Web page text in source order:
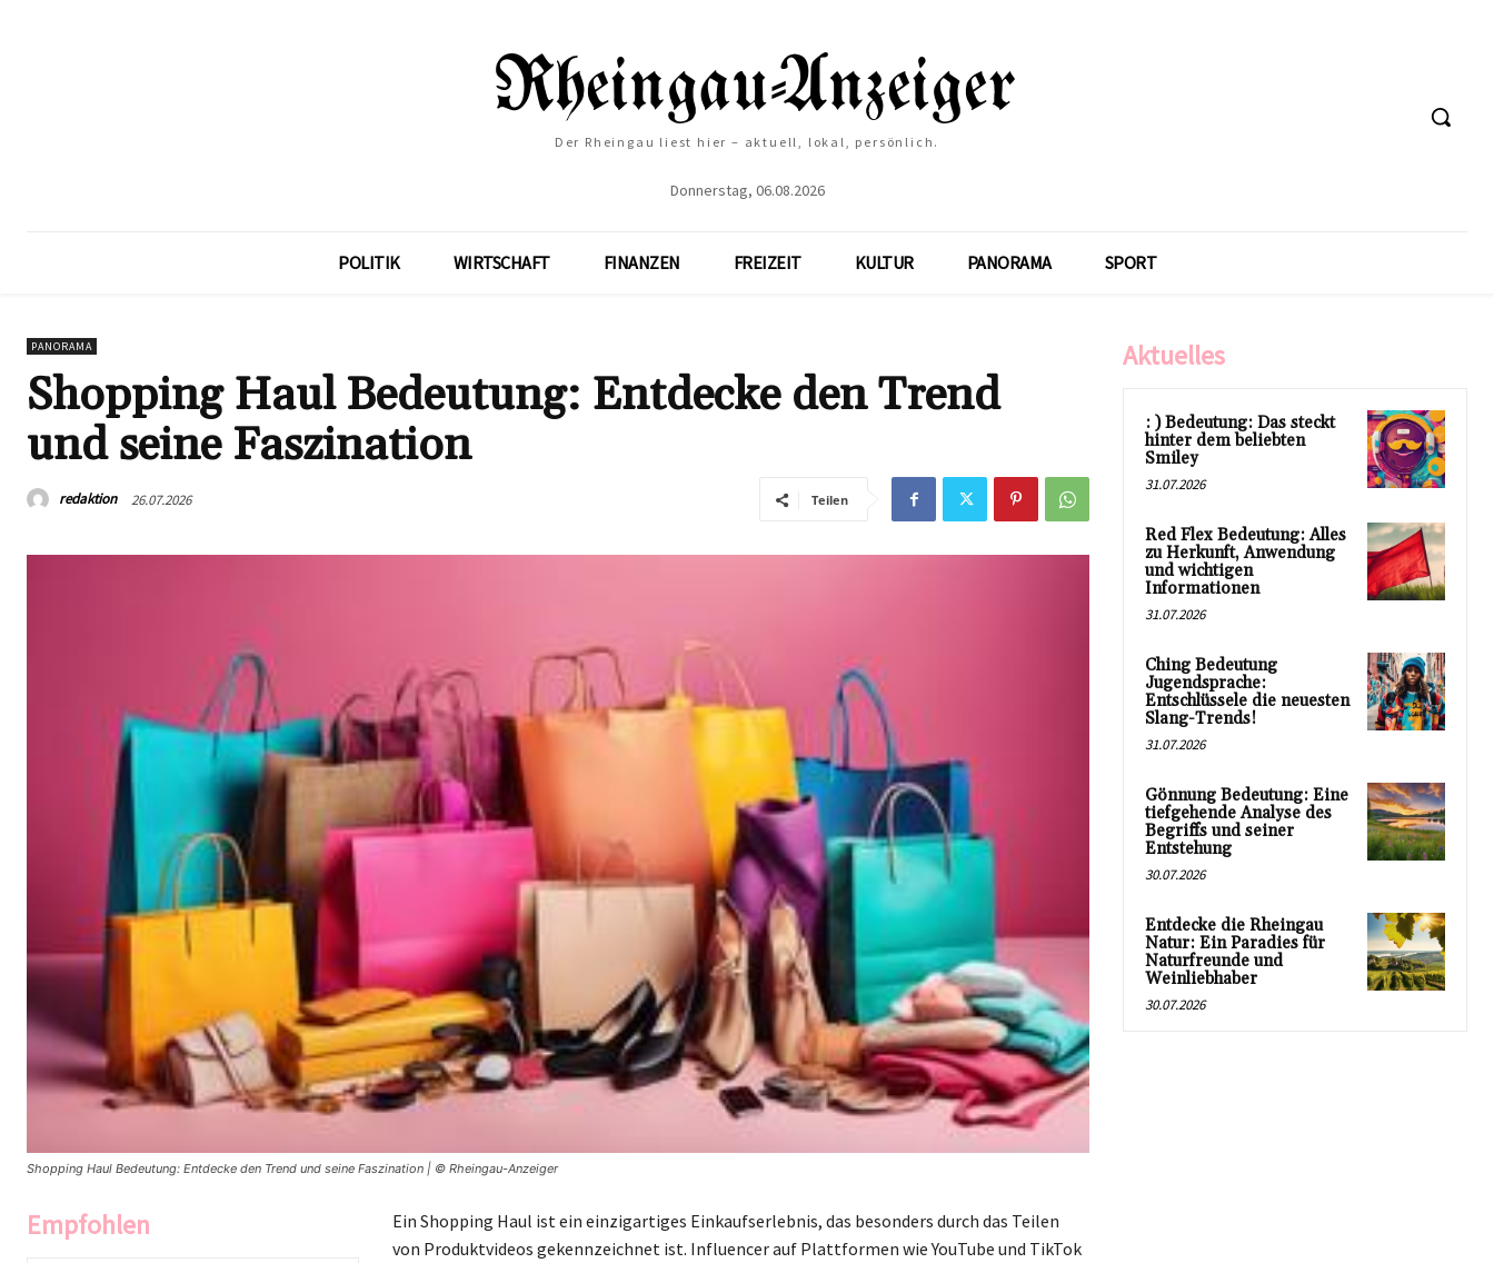
Der Rheingau liest hier – aktuell, lokal, persönlich.
Donnerstag, 06.08.2026
POLITIK WIRTSCHAFT FINANZEN FREIZEIT KULTUR PANORAMA SPORT
PANORAMA
Shopping Haul Bedeutung: Entdecke den Trend
und seine Faszination
redaktion 26.07.2026 Teilen
Shopping Haul Bedeutung: Entdecke den Trend und seine Faszination | © Rheingau-Anzeiger
Empfohlen
Ein Shopping Haul ist ein einzigartiges Einkaufserlebnis, das besonders durch das Teilen
von Produktvideos gekennzeichnet ist. Influencer auf Plattformen wie YouTube und TikTok
Aktuelles
: ) Bedeutung: Das steckt
hinter dem beliebten
Smiley
31.07.2026
Red Flex Bedeutung: Alles
zu Herkunft, Anwendung
und wichtigen
Informationen
31.07.2026
Ching Bedeutung
Jugendsprache:
Entschlüssele die neuesten
Slang-Trends!
31.07.2026
Gönnung Bedeutung: Eine
tiefgehende Analyse des
Begriffs und seiner
Entstehung
30.07.2026
Entdecke die Rheingau
Natur: Ein Paradies für
Naturfreunde und
Weinliebhaber
30.07.2026